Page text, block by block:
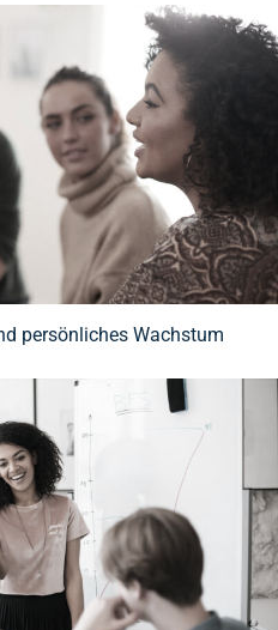
persönliches Wachstum